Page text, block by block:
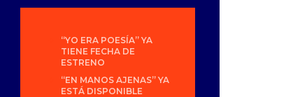
“YO ERA POESÍA” YA
TIENE FECHA DE
ESTRENO
“EN MANOS AJENAS” YA
ESTÁ DISPONIBLE